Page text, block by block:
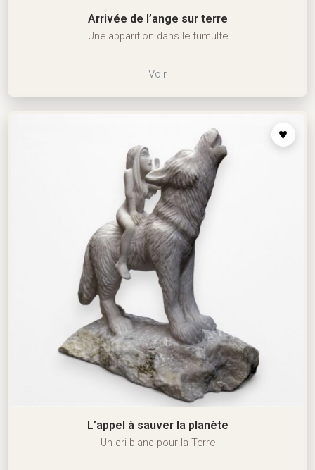
Arrivée de l’ange sur terre
Une apparition dans le tumulte
Voir
L’appel à sauver la planète
Un cri blanc pour la Terre